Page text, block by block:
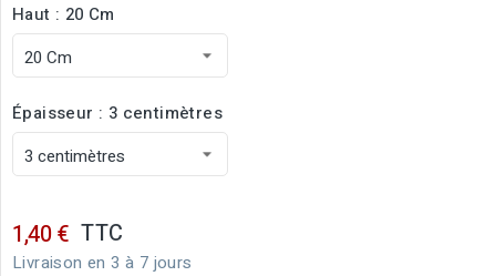
Haut : 20 Cm
Épaisseur : 3 centimètres
1,40 € TTC
Livraison en 3 à 7 jours